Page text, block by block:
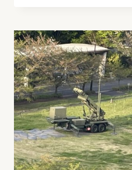
UN
DÉFI
À
DEUX
FRONTS
DE
LA
PART
DU
MYANMAR